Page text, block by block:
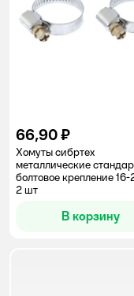
66,90 ₽
Хомуты сибртех
металлические
болтовое крепление
2 шт
В корзину